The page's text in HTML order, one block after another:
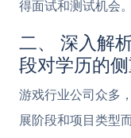
得面试和测试机会。
二、 深入解
段对学历的
游戏行业公司众多
展阶段和项目类型而